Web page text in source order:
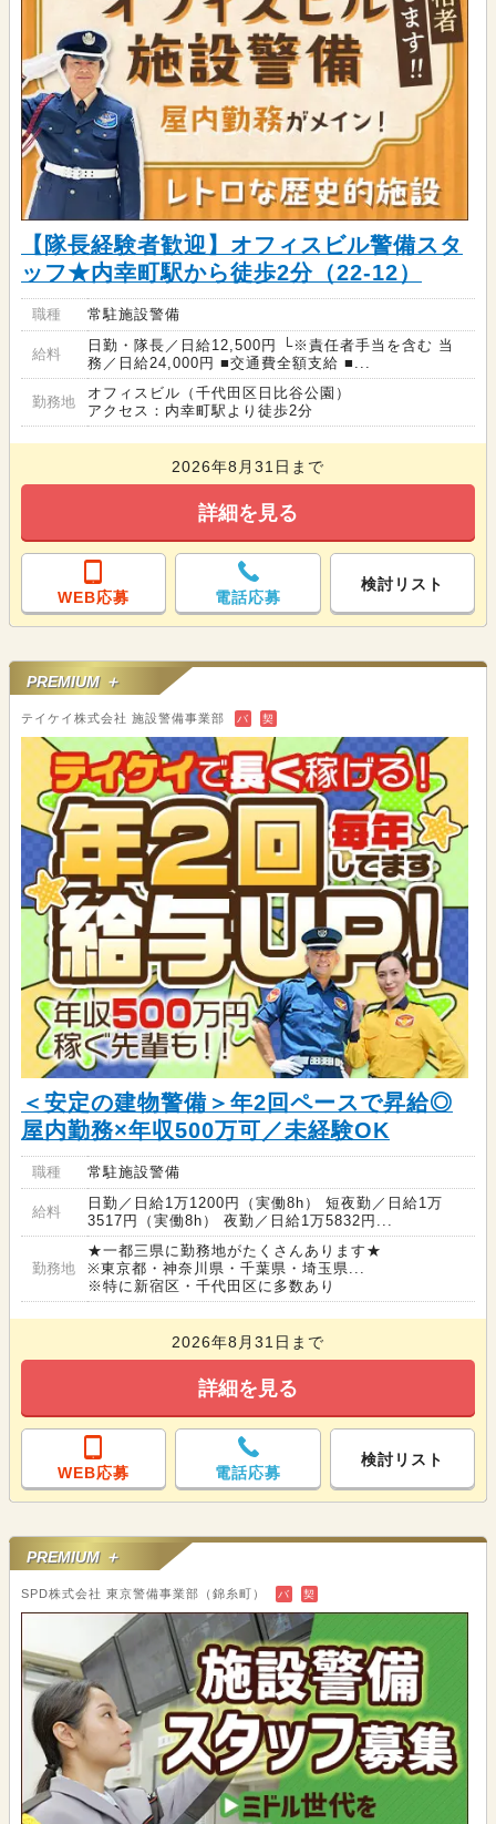
【隊長経験者歓迎】オフィスビル警備スタ
ッフ★内幸町駅から徒歩2分（22-12）
職種 常駐施設警備
給料
日勤・隊長／日給12,500円 └※責任者手当を含む 当
務／日給24,000円 ■交通費全額支給 ■...
勤務地
オフィスビル（千代田区日比谷公園）
アクセス：内幸町駅より徒歩2分
2026年8月31日まで
詳細を見る
WEB応募 電話応募
検討リスト
PREMIUM ＋
テイケイ株式会社 施設警備事業部 バ 契
＜安定の建物警備＞年2回ペースで昇給◎
屋内勤務×年収500万可／未経験OK
職種 常駐施設警備
給料
日勤／日給1万1200円（実働8h） 短夜勤／日給1万
3517円（実働8h） 夜勤／日給1万5832円...
勤務地
★一都三県に勤務地がたくさんあります★
※東京都・神奈川県・千葉県・埼玉県...
※特に新宿区・千代田区に多数あり
2026年8月31日まで
詳細を見る
WEB応募 電話応募
検討リスト
PREMIUM ＋
SPD株式会社 東京警備事業部（錦糸町） バ 契